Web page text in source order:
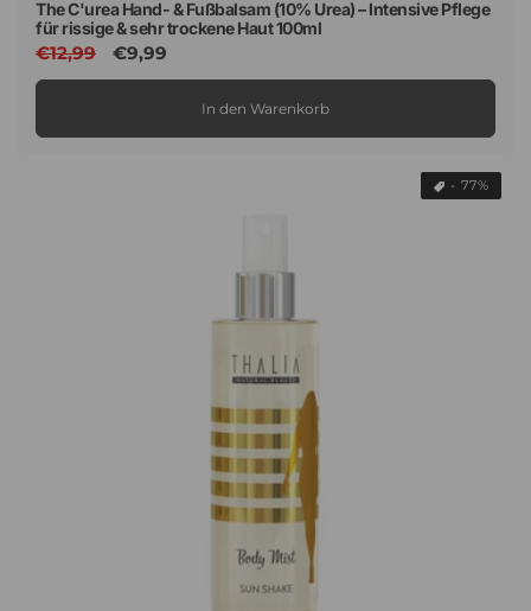
The C'urea Hand- & Fußbalsam (10% Urea) – Intensive Pflege
für rissige & sehr trockene Haut 100ml
Normaler
Preis
€12,99 Verkaufspreis
€9,99
In den Warenkorb
- 77%